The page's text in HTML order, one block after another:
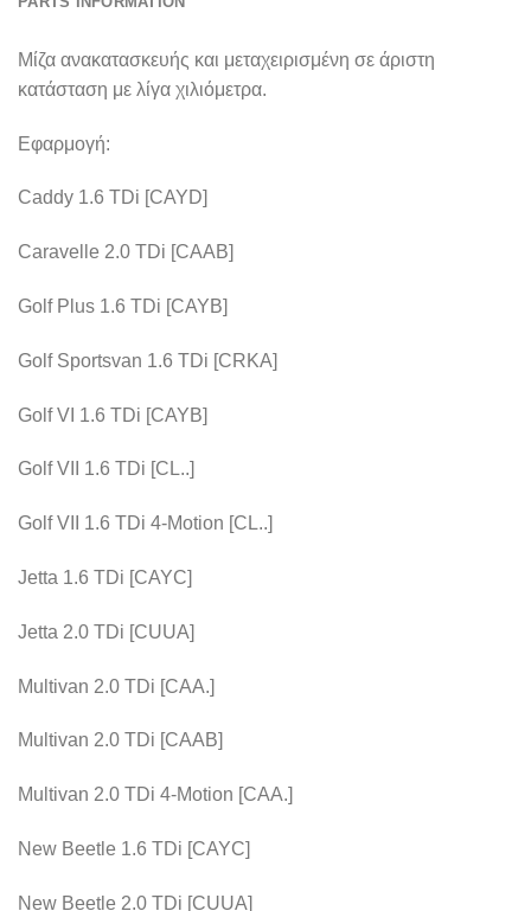
Μίζα ανακατασκευής και μεταχειρισμένη σε άριστη
κατάσταση με λίγα χιλιόμετρα.
Εφαρμογή:
Caddy 1.6 TDi [CAYD]
Caravelle 2.0 TDi [CAAB]
Golf Plus 1.6 TDi [CAYB]
Golf Sportsvan 1.6 TDi [CRKA]
Golf VI 1.6 TDi [CAYB]
Golf VII 1.6 TDi [CL..]
Golf VII 1.6 TDi 4-Motion [CL..]
Jetta 1.6 TDi [CAYC]
Jetta 2.0 TDi [CUUA]
Multivan 2.0 TDi [CAA.]
Multivan 2.0 TDi [CAAB]
Multivan 2.0 TDi 4-Motion [CAA.]
New Beetle 1.6 TDi [CAYC]
New Beetle 2.0 TDi [CUUA]